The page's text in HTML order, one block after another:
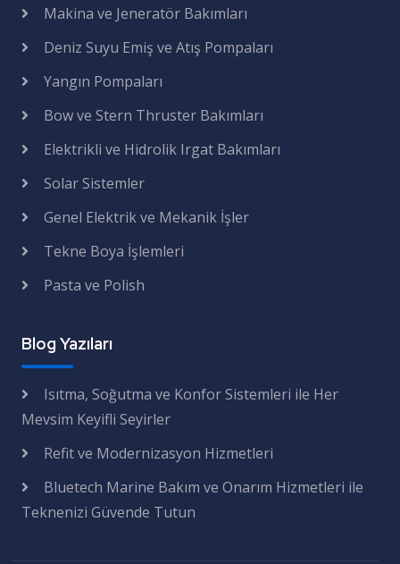
Makina ve Jeneratör Bakımları
Deniz Suyu Emiş ve Atış Pompaları
Yangın Pompaları
Bow ve Stern Thruster Bakımları
Elektrikli ve Hidrolik Irgat Bakımları
Solar Sistemler
Genel Elektrik ve Mekanik İşler
Tekne Boya İşlemleri
Pasta ve Polish
Blog Yazıları
Isıtma, Soğutma ve Konfor Sistemleri ile Her
Mevsim Keyifli Seyirler
Refit ve Modernizasyon Hizmetleri
Bluetech Marine Bakım ve Onarım Hizmetleri ile
Teknenizi Güvende Tutun